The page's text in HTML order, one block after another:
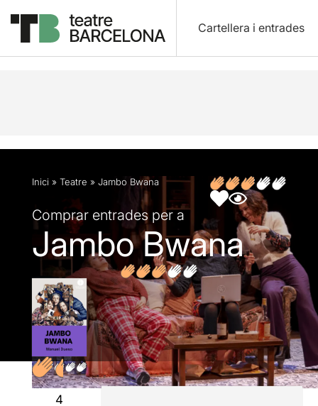
Cartellera i entrades
Descripció Fitxa artística Fotos i vídeos
Inici » Teatre » Jambo Bwana
Comprar entrades per a
Jambo Bwana
4